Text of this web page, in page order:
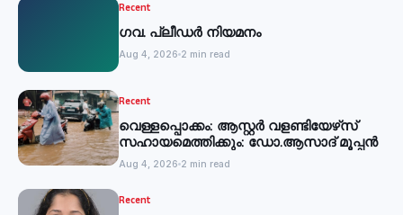
Recent
ഗവ. പ്ലീഡർ നിയമനം
Aug 4, 2026 2 min read
Recent
വെള്ളപ്പൊക്കം: ആസ്റ്റര്‍ വളണ്ടിയേഴ്‌സ്
സഹായമെത്തിക്കും: ഡോ.ആസാദ് മൂപ്പന്‍
Aug 4, 2026 2 min read
Recent